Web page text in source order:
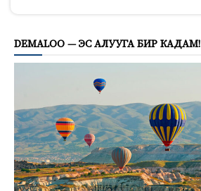
DEMALOO — ЭС АЛУУГА БИР КАДАМ!